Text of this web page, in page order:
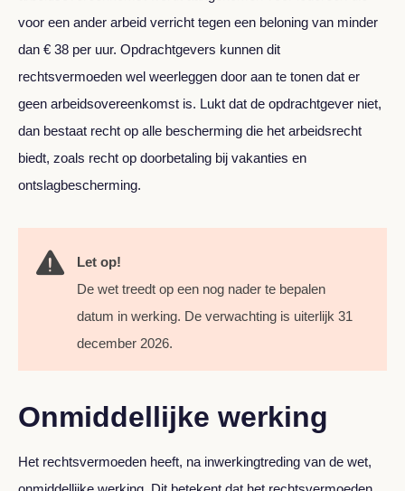
voor een ander arbeid verricht tegen een beloning van minder
dan € 38 per uur. Opdrachtgevers kunnen dit
rechtsvermoeden wel weerleggen door aan te tonen dat er
geen arbeidsovereenkomst is. Lukt dat de opdrachtgever niet,
dan bestaat recht op alle bescherming die het arbeidsrecht
biedt, zoals recht op doorbetaling bij vakanties en
ontslagbescherming.
Let op!
De wet treedt op een nog nader te bepalen
datum in werking. De verwachting is uiterlijk 31
december 2026.
Onmiddellijke werking
Het rechtsvermoeden heeft, na inwerkingtreding van de wet,